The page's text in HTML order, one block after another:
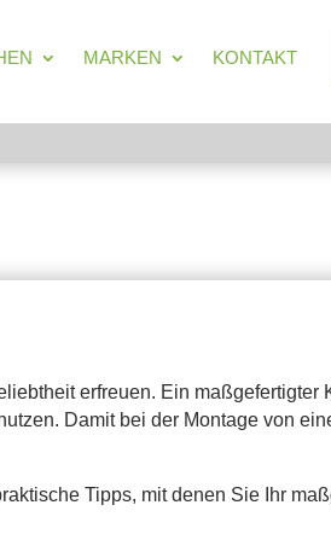
MARKEN KONTAKT
erfreuen. Ein maßgefertigter
Damit bei der Montage von
Tipps, mit denen Sie Ihr